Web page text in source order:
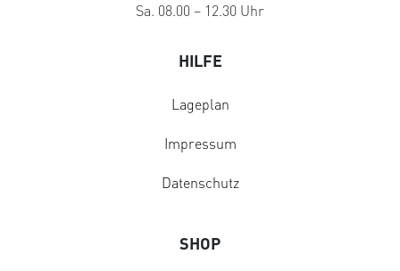
Sa. 08.00 – 12.30 Uhr
HILFE
Lageplan
Impressum
Datenschutz
SHOP